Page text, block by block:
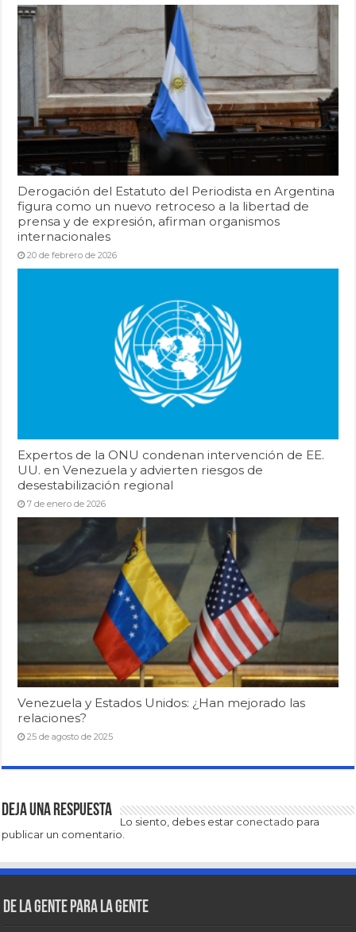
Derogación del Estatuto del Periodista en Argentina
figura como un nuevo retroceso a la libertad de
prensa y de expresión, afirman organismos
internacionales
20 de febrero de 2026
Expertos de la ONU condenan intervención de EE.
UU. en Venezuela y advierten riesgos de
desestabilización regional
7 de enero de 2026
Venezuela y Estados Unidos: ¿Han mejorado las
relaciones?
25 de agosto de 2025
Deja una respuesta
Lo siento, debes estar conectado para
publicar un comentario.
De la gente para la gente